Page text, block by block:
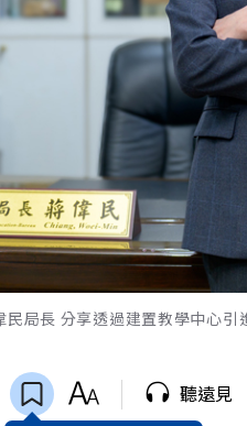
民局長 分享透過建置教學中心
聽遠見